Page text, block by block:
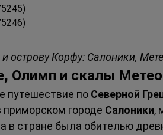
и острову Корфу: Салоники,
Олимп и скалы
путешествие по Северной
городе Салоники,
в стране была обителью